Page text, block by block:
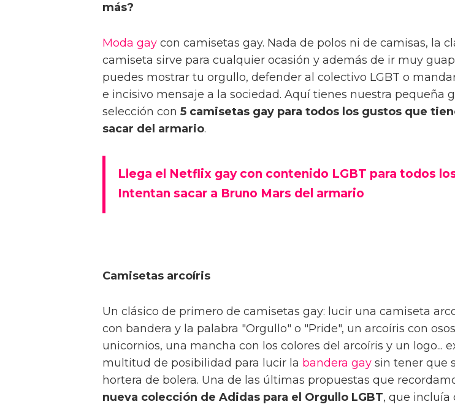
más?
Moda gay con camisetas gay. Nada de polos ni de camisas, la
camiseta sirve para cualquier ocasión y además de ir muy
puedes mostrar tu orgullo, defender al colectivo LGBT o
e incisivo mensaje a la sociedad. Aquí tienes nuestra pequeña
selección con 5 camisetas gay para todos los gustos que
sacar del armario.
Llega el Netflix gay con contenido LGBT para todos
Intentan sacar a Bruno Mars del armario
Camisetas arcoíris
Un clásico de primero de camisetas gay: lucir una camiseta
con bandera y la palabra "Orgullo" o "Pride", un arcoíris con
unicornios, una mancha con los colores del arcoíris y un logo...
multitud de posibilidad para lucir la bandera gay sin tener que
hortera de bolera. Una de las últimas propuestas que
nueva colección de Adidas para el Orgullo LGBT, que incluía